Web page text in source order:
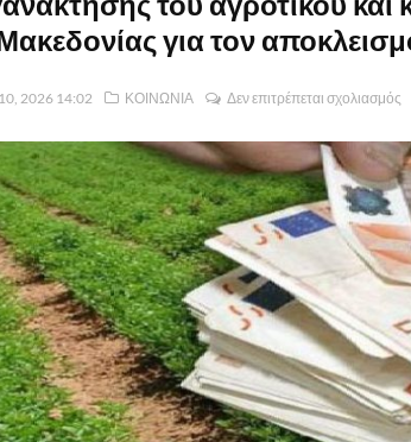
για τον
10, 2026 14:02 ΚΟΙΝΩΝΙΑ Δεν επιτρέπεται σχολιασμός